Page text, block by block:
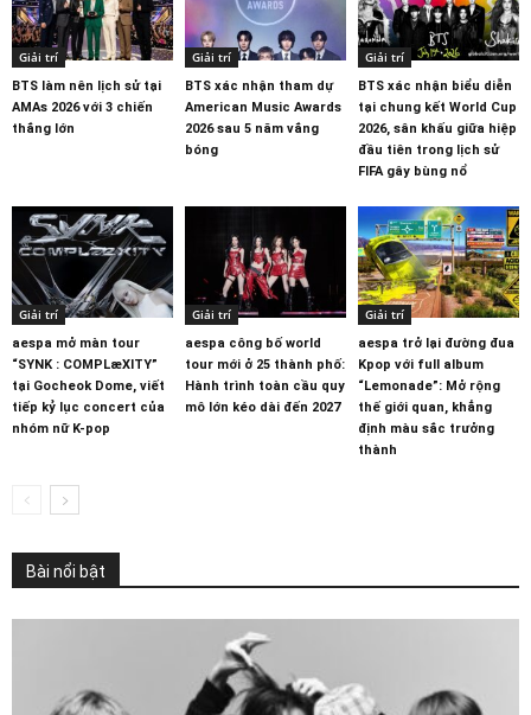
Giải trí
BTS làm nên lịch sử tại
AMAs 2026 với 3 chiến
thắng lớn
Giải trí
BTS xác nhận tham dự
American Music Awards
2026 sau 5 năm vắng
bóng
Giải trí
BTS xác nhận biểu diễn
tại chung kết World Cup
2026, sân khấu giữa hiệp
đầu tiên trong lịch sử
FIFA gây bùng nổ
Giải trí
aespa mở màn tour
“SYNK : COMPLæXITY”
tại Gocheok Dome, viết
tiếp kỷ lục concert của
nhóm nữ K-pop
Giải trí
aespa công bố world
tour mới ở 25 thành phố:
Hành trình toàn cầu quy
mô lớn kéo dài đến 2027
Giải trí
aespa trở lại đường đua
Kpop với full album
“Lemonade”: Mở rộng
thế giới quan, khẳng
định màu sắc trưởng
thành
Bài nổi bật